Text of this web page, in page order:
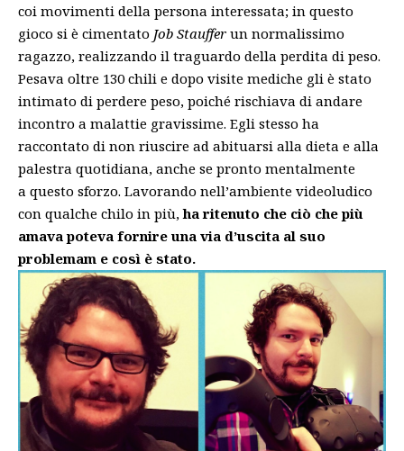
coi movimenti della persona interessata; in questo
gioco si è cimentato Job Stauffer un normalissimo
ragazzo, realizzando il traguardo della perdita di peso.
Pesava oltre 130 chili e dopo visite mediche gli è stato
intimato di perdere peso, poiché rischiava di andare
incontro a malattie gravissime. Egli stesso ha
raccontato di non riuscire ad abituarsi alla dieta e alla
palestra quotidiana, anche se pronto mentalmente
a questo sforzo. Lavorando nell’ambiente videoludico
con qualche chilo in più,ha ritenuto che ciò che più
amava poteva fornire una via d’uscita al suo
problemam e così è stato.